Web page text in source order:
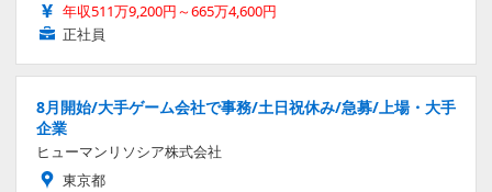
年収511万9,200円～665万4,600円
正社員
8月開始/大手ゲーム会社で事務/土日祝休み/急募/上場・大手
企業
ヒューマンリソシア株式会社
東京都